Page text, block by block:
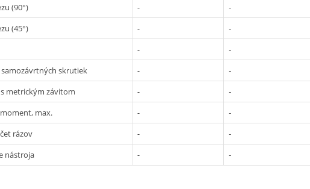
(90°)
- -
(45°)
- -
- -
samozávrtných skrutiek
- -
metrickým závitom
- -
max.
- -
rázov
- -
nástroja
- -